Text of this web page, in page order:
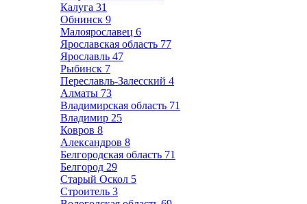
Калуга 31
Обнинск 9
Малоярославец 6
Ярославская область 77
Ярославль 47
Рыбинск 7
Переславль-Залесский 4
Алматы 73
Владимирская область 71
Владимир 25
Ковров 8
Александров 8
Белгородская область 71
Белгород 29
Старый Оскол 5
Строитель 3